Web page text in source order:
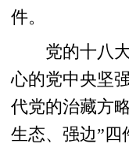
件。
党的十八大
心的党中央坚
代党的治藏方
生态、强边”